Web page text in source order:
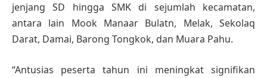
jenjang SD hingga SMK di sejumlah kecamatan,
antara lain Mook Manaar Bulatn, Melak, Sekolaq
Darat, Damai, Barong Tongkok, dan Muara Pahu.
“Antusias peserta tahun ini meningkat signifikan